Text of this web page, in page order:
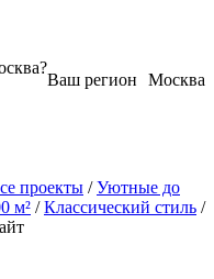
Москва
Ваш регион
?
проекты /Уютные до
м² /Классический стиль /